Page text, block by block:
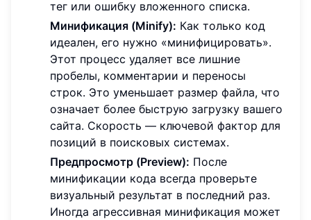
тег или ошибку вложенного списка.
Минификация (Minify): Как только код
идеален, его нужно «минифицировать».
Этот процесс удаляет все лишние
пробелы, комментарии и переносы
строк. Это уменьшает размер файла, что
означает более быструю загрузку вашего
сайта. Скорость — ключевой фактор для
позиций в поисковых системах.
Предпросмотр (Preview): После
минификации кода всегда проверьте
визуальный результат в последний раз.
Иногда агрессивная минификация может